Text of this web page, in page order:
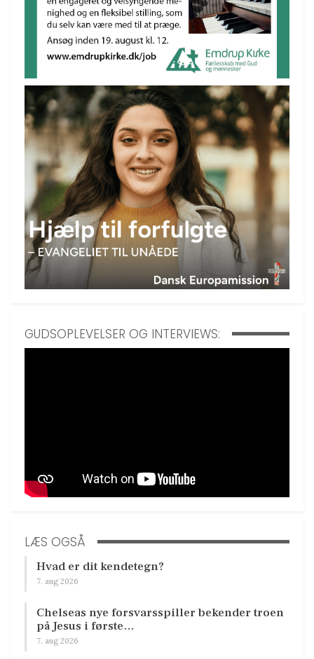
GUDSOPLEVELSER OG INTERVIEWS:
LÆS OGSÅ
Hvad er dit kendetegn?
7. aug 2026
Chelseas nye forsvarsspiller bekender troen
på Jesus i første…
7. aug 2026